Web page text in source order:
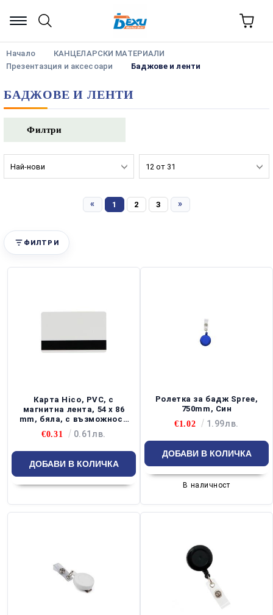
Начало
КАНЦЕЛАРСКИ МАТЕРИАЛИ
Презентазция и аксесоари
Баджове и ленти
БАДЖОВЕ И ЛЕНТИ
Филтри
« 1 2 3 »
ФИЛТРИ
Карта Hico, PVC, с
магнитна лента, 54 х 86
mm, бяла, с възможност
за персонализация
€0.31 0.61лв.
Ролетка за бадж Spree,
750mm, Син
€1.02
1.99лв.
В наличност